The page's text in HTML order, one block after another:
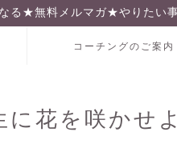
る★無料メルマガ★やりたい
コーチングのご案内
に花を咲かせ